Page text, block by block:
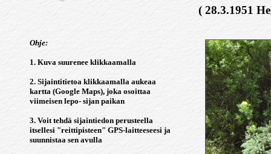
( 28.3.1951
Ohje:
1. Kuva suurenee klikkaamalla
2. Sijaintitietoa klikkaamalla aukeaa
kartta (Google Maps), joka osoittaa
viimeisen lepo- sijan paikan
3. Voit tehdä sijaintiedon perusteella
itsellesi "reittipisteen" GPS-laitteeseesi ja
suunnistaa sen avulla